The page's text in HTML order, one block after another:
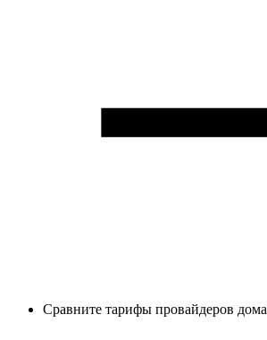
Сравните тарифы провайдеров дома